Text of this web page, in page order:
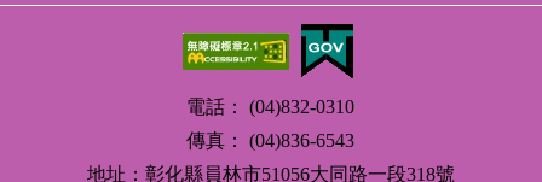
電話： (04)832-0310
傳真： (04)836-6543
地址：彰化縣員林市51056大同路一段318號